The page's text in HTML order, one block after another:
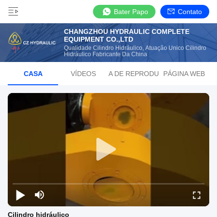
Bater Papo Contato
CHANGZHOU HYDRAULIC COMPLETE
EQUIPMENT CO.,LTD
Qualidade Cilindro Hidráulico, Atuação Único Cilindro
Hidráulico Fabricante Da China
CASA VÍDEOSLISTA DE REPRODUÇÃOPÁGINA WEB
Cilindro hidráulico